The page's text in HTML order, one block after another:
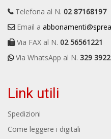
Telefona al N. 02 87168197
Email a
Via FAX al N. 02 56561221
Via WhatsApp al N. 329
Link utili
Spedizioni
Come leggere i digitali